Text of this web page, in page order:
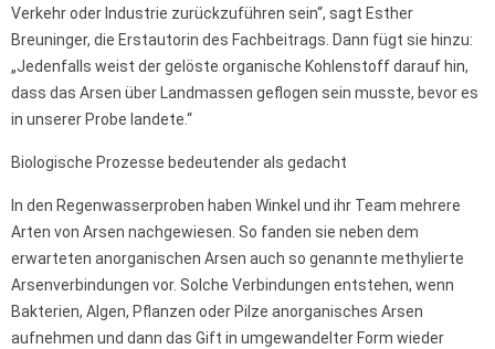
Verkehr oder Industrie zurückzuführen sein“, sagt Esther
Breuninger, die Erstautorin des Fachbeitrags. Dann fügt sie hinzu:
„Jedenfalls weist der gelöste organische Kohlenstoff darauf hin,
dass das Arsen über Landmassen geflogen sein musste, bevor es
in unserer Probe landete.“
Biologische Prozesse bedeutender als gedacht
In den Regenwasserproben haben Winkel und ihr Team mehrere
Arten von Arsen nachgewiesen. So fanden sie neben dem
erwarteten anorganischen Arsen auch so genannte methylierte
Arsenverbindungen vor. Solche Verbindungen entstehen, wenn
Bakterien, Algen, Pflanzen oder Pilze anorganisches Arsen
aufnehmen und dann das Gift in umgewandelter Form wieder